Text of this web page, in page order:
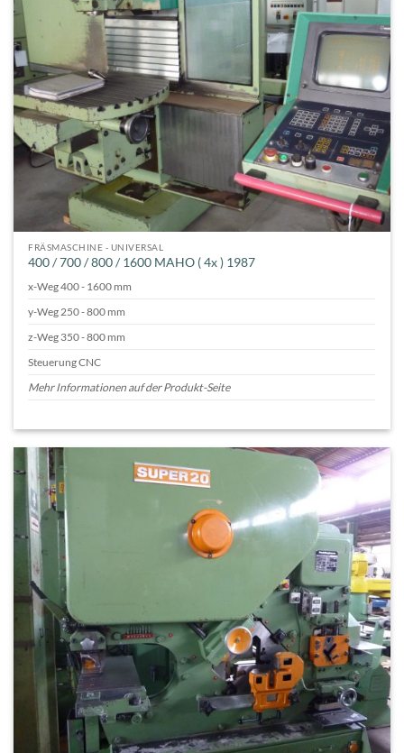
FRÄSMASCHINE - UNIVERSAL
400 / 700 / 800 / 1600 MAHO ( 4x ) 1987
x-Weg 400 - 1600 mm
y-Weg 250 - 800 mm
z-Weg 350 - 800 mm
Steuerung CNC
Mehr Informationen auf der Produkt-Seite